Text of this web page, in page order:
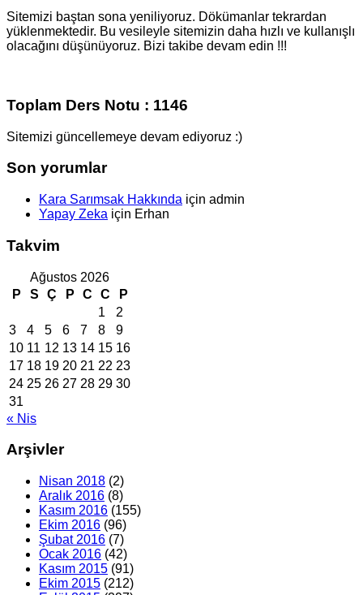
Sitemizi baştan sona yeniliyoruz. Dökümanlar tekrardan
yüklenmektedir. Bu vesileyle sitemizin daha hızlı ve kullanışlı
olacağını düşünüyoruz. Bizi takibe devam edin !!!
Toplam Ders Notu : 1146
Sitemizi güncellemeye devam ediyoruz :)
Son yorumlar
Kara Sarımsak Hakkında için admin
Yapay Zeka için Erhan
Takvim
Ağustos 2026
P
S Ç P C C
P
1
2
3
4 5 6 7 8
9
10 11 12 13 14 15 16
17 18 19 20 21 22 23
24 25 26 27 28 29 30
31
« Nis
Arşivler
Nisan 2018 (2)
Aralık 2016 (8)
Kasım 2016 (155)
Ekim 2016 (96)
Şubat 2016 (7)
Ocak 2016 (42)
Kasım 2015 (91)
Ekim 2015 (212)